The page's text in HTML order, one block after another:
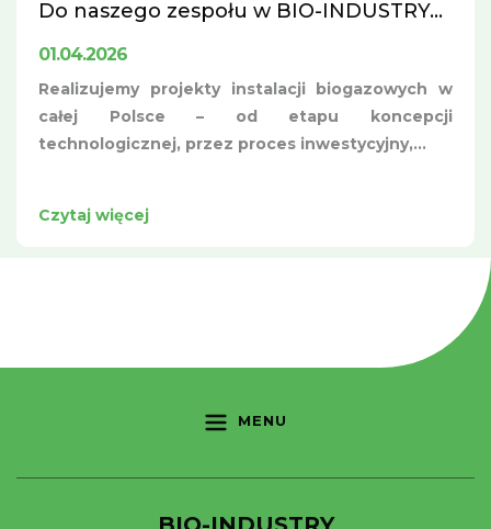
Do naszego zespołu w BIO-INDUSTRY...
01.04.2026
Realizujemy projekty instalacji biogazowych w
całej Polsce – od etapu koncepcji
technologicznej, przez proces inwestycyjny,...
Czytaj więcej
MENU